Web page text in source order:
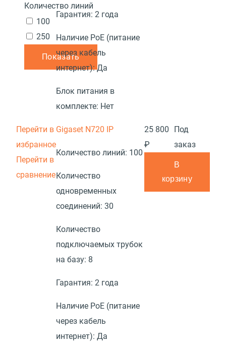
Количество линий
100
250
Показать
Гарантия: 2 года
Наличие PoE (питание
через кабель
интернет):Да
Блок питания в
комплекте: Нет
Перейти в
избранное
Перейти в
сравнение
Gigaset N720 IP
Количество линий: 100
Количество
одновременных
соединений: 30
Количество
подключаемых трубок
на базу: 8
Гарантия: 2 года
Наличие PoE (питание
через кабель
интернет): Да
25 800
₽
Под
заказ
В
корзину